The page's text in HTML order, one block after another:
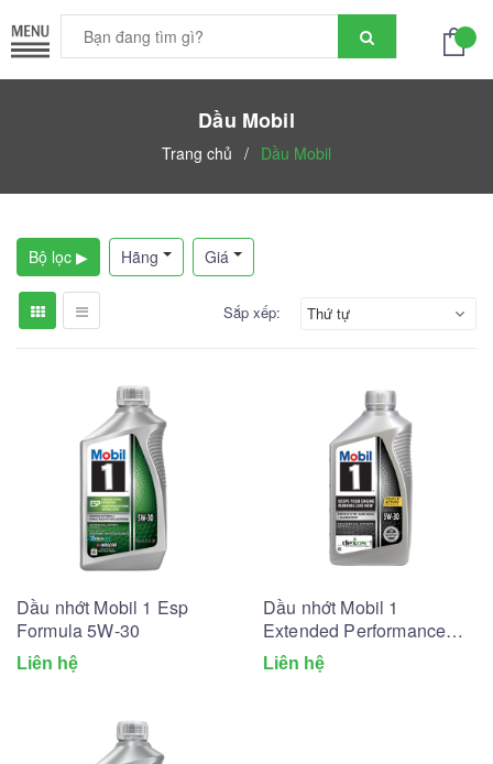
Dầu Mobil
Trang chủ / Dầu Mobil
Bộ lọc ▶ Hãng Giá
Sắp xếp: Thứ tự
Dầu nhớt Mobil 1 Esp
Formula 5W-30
Liên hệ
Dầu nhớt Mobil 1
Extended Performance
5W-30
Liên hệ